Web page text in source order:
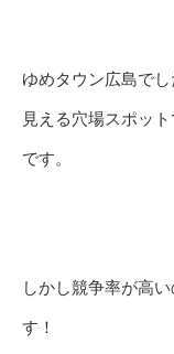
ゆめタウン広島で
見える穴場スポッ
です。
しかし競争率が高
す！